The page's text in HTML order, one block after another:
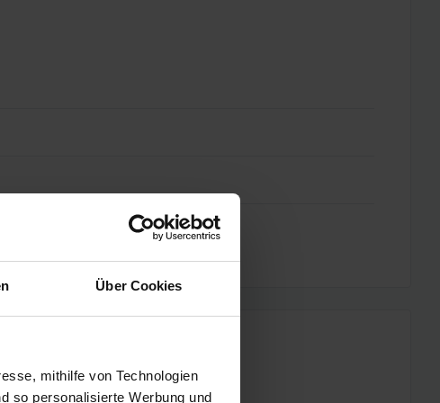
Über Cookies
mithilfe von Technologien
so personalisierte Werbung und